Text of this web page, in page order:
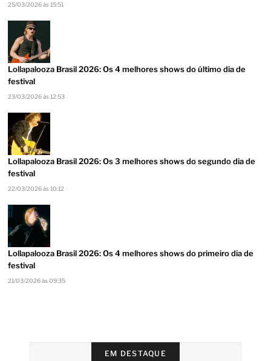
25/03/2026 às 15:51
Lollapalooza Brasil 2026: Os 4 melhores shows do último dia de
festival
23/03/2026 às 12:53
Lollapalooza Brasil 2026: Os 3 melhores shows do segundo dia de
festival
22/03/2026 às 10:12
Lollapalooza Brasil 2026: Os 4 melhores shows do primeiro dia de
festival
21/03/2026 às 09:35
EM DESTAQUE